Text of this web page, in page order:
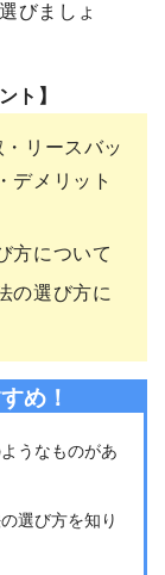
びましょ
ト】
リースバッ
デメリット
方について
の選び方に
め！
うなものがあ
選び方を知り